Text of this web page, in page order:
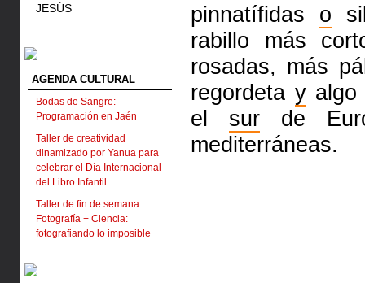
JESÚS
AGENDA CULTURAL
Bodas de Sangre:
Programación en Jaén
Taller de creatividad
dinamizado por Yanua para
celebrar el Día Internacional
del Libro Infantil
Taller de fin de semana:
Fotografía + Ciencia:
fotografiando lo imposible
pinnatífidas o
rabillo más
rosadas, más
regordeta yalgo
el sur de
mediterráneas.